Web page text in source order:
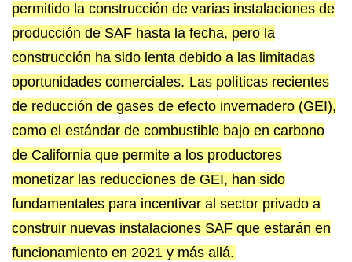
permitido la construcción de varias instalaciones de
producción de SAF hasta la fecha, pero la
construcción ha sido lenta debido a las limitadas
oportunidades comerciales. Las políticas recientes
de reducción de gases de efecto invernadero (GEI),
como el estándar de combustible bajo en carbono
de California que permite a los productores
monetizar las reducciones de GEI, han sido
fundamentales para incentivar al sector privado a
construir nuevas instalaciones SAF que estarán en
funcionamiento en 2021 y más allá.